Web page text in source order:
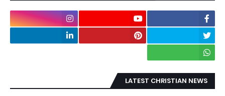
LATEST CHRISTIAN NEWS